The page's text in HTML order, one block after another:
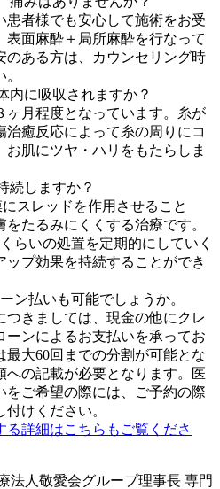
患者様でも安心して施術をお受
表面麻酔＋局所麻酔を行なって
のある方は、カウンセリング時
内に吸収されますか？
ヶ月程度となっています。糸が
治癒反応によって糸の周りにコ
お肌にツヤ・ハリをもたらしま
続しますか？
スレッドを作用させること
たるみにくくする治療です。
らいの処置を定期的にしていく
ップ効果を持続することができ
ン払いも可能でしょうか。
つきましては、現金の他にクレ
ーンによるお支払いを承ってお
最大60回までの分割が可能とな
への記載が必要となります。医
をご希望の際には、ご予約の際
けください。
詳細はこちらもご覧くださ
法人敬愛会グループ理事長 専門